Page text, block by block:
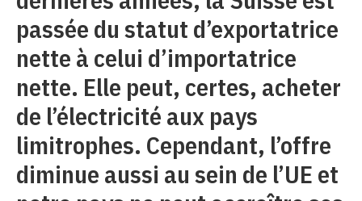
passée du statut d’exportatrice
nette à celui d’importatrice
nette. Elle peut, certes, acheter
de l’électricité aux pays
limitrophes. Cependant, l’offre
diminue aussi au sein de l’UE et